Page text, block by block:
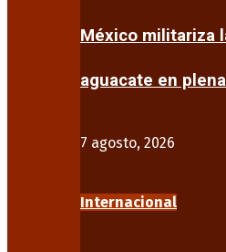
México militariza
aguacate en
7 agosto, 2026
Internacional